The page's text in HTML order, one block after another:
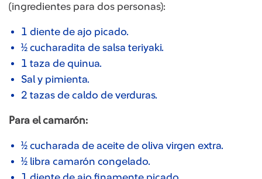
(ingredientes para dos personas):
1 diente de ajo picado.
½ cucharadita de salsa teriyaki.
1 taza de quinua.
Sal y pimienta.
2 tazas de caldo de verduras.
Para el camarón:
½ cucharada de aceite de oliva virgen extra.
½ libra camarón congelado.